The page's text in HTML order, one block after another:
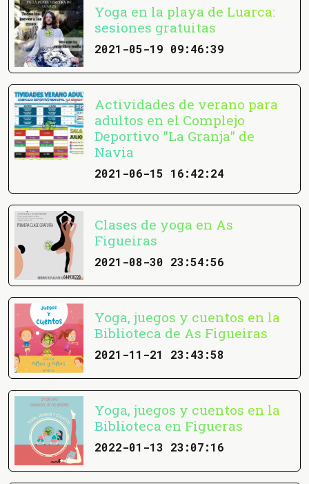
Yoga en la playa de Luarca:
sesiones gratuitas
2021-05-19 09:46:39
Actividades de verano para
adultos en el Complejo
Deportivo "La Granja" de
Navia
2021-06-15 16:42:24
Clases de yoga en As
Figueiras
2021-08-30 23:54:56
Yoga, juegos y cuentos en la
Biblioteca de As Figueiras
2021-11-21 23:43:58
Yoga, juegos y cuentos en la
Biblioteca en Figueras
2022-01-13 23:07:16